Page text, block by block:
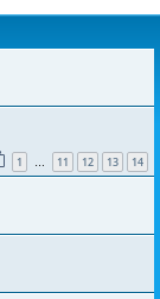
1 … 11 12 13 14